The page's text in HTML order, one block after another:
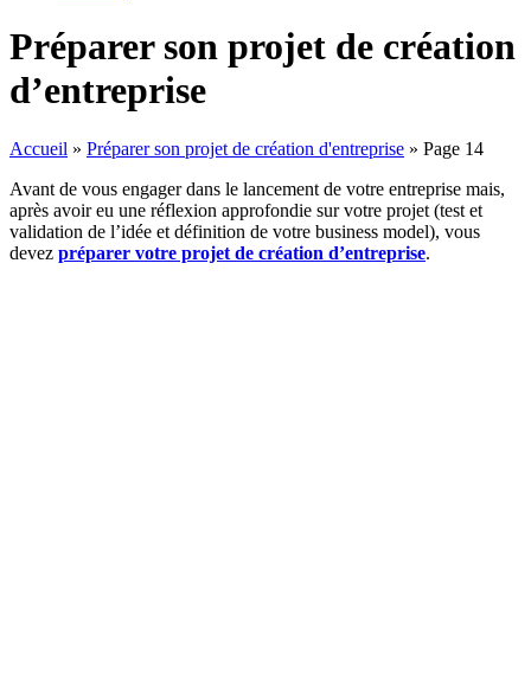
Préparer son projet de création
d’entreprise
Accueil » Préparer son projet de création d'entreprise » Page 14
Avant de vous engager dans le lancement de votre entreprise mais,
après avoir eu une réflexion approfondie sur votre projet (test et
validation de l’idée et définition de votre business model), vous
devez préparer votre projet de création d’entreprise.